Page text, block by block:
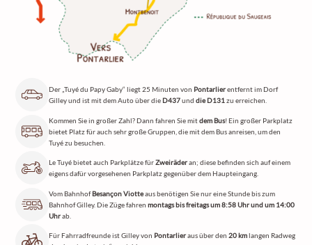
Der „Tuyé du Papy Gaby“ liegt 25 Minuten von Pontarlierentfernt im Dorf
Gilley und ist mit dem Auto über dieD437unddie D131 zu erreichen.
Kommen Sie in großer Zahl? Dann fahren Sie mitdem Bus! Ein großer Parkplatz
bietet Platz für auch sehr große Gruppen, die mit dem Bus anreisen, um den
Tuyé zu besuchen.
Le Tuyé bietet auch Parkplätze fürZweiräderan; diese befinden sich auf einem
eigens dafür vorgesehenen Parkplatz gegenüber dem Haupteingang.
Vom BahnhofBesançon Viotteaus benötigen Sie nur eine Stunde bis zum
Bahnhof Gilley. Die Züge fahrenmontags bis freitags um 8:58 Uhr und um 14:00
Uhrab.
Für Fahrradfreunde ist Gilley von Pontarlieraus über den20 kmlangen Radweg